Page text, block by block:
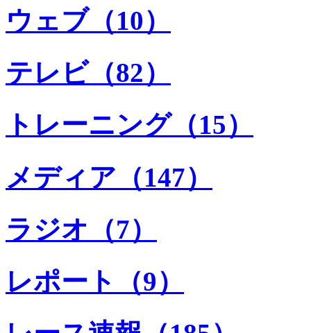
ウェブ（10）
テレビ（82）
トレーニング（15）
メディア（147）
ラジオ（7）
レポート（9）